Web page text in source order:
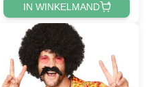
IN WINKELMAND